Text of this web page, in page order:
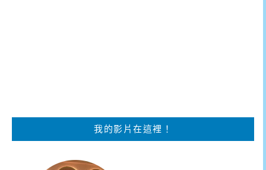
我的影片在這裡！